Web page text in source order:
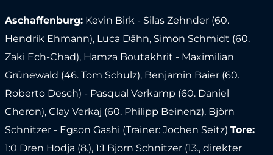
Aschaffenburg:Kevin Birk - Silas Zehnder (60.
Hendrik Ehmann), Luca Dähn, Simon Schmidt (60.
Zaki Ech-Chad), Hamza Boutakhrit - Maximilian
Grünewald (46. Tom Schulz), Benjamin Baier (60.
Roberto Desch) - Pasqual Verkamp (60. Daniel
Cheron), Clay Verkaj (60. Philipp Beinenz), Björn
Schnitzer - Egson Gashi (Trainer: Jochen Seitz) Tore:
1:0 Dren Hodja (8.), 1:1 Björn Schnitzer (13., direkter